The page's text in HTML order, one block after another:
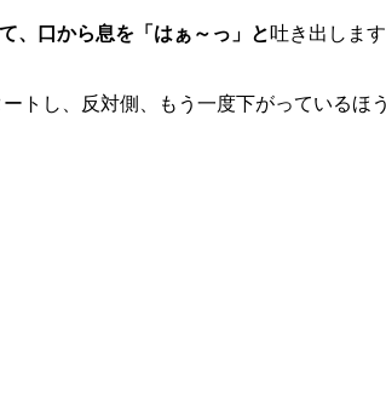
、口から息を「はぁ～っ」と吐き出しま
トし、反対側、もう一度下がっているほ